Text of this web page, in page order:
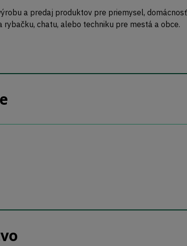
a predaj produktov pre priemysel,
chatu, alebo techniku pre mestá a obce.